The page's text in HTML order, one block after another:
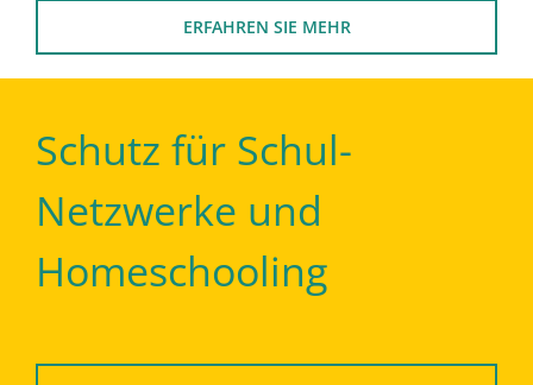
ERFAHREN SIE MEHR
Schutz für Schul-
Netzwerke und
Homeschooling